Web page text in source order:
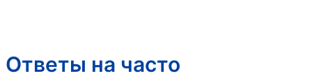
Ответы на часто